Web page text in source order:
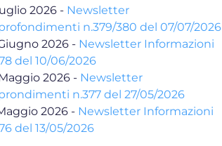
2026 - Newsletter
n.379/380 del 07/07/2026
2026 - Newsletter Informazioni
del 10/06/2026
2026 - Newsletter
n.377 del 27/05/2026
2026 - Newsletter Informazioni
del 13/05/2026